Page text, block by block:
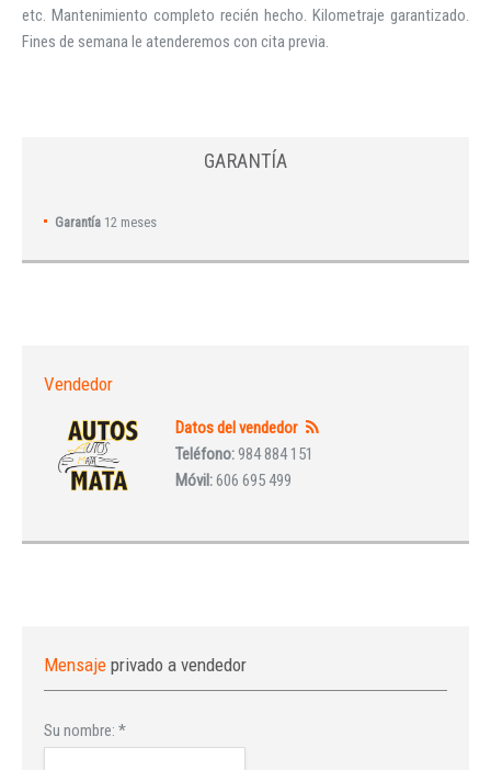
etc. Mantenimiento completo recién hecho. Kilometraje garantizado.
Fines de semana le atenderemos con cita previa.
GARANTÍA
Garantía 12 meses
Vendedor
Datos del vendedor
Teléfono:984 884 151
Móvil:606 695 499
Mensaje privado a vendedor
Su nombre: *